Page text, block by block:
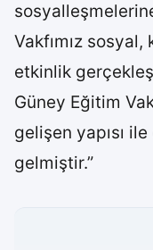
Vakfımız
etkinlik
Güney Eğitim
gelişen yapısı
gelmiştir.”